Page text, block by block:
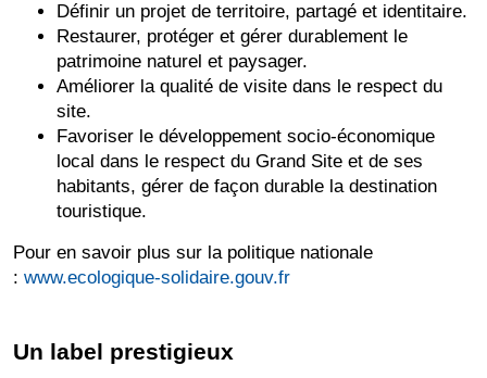
Définir un projet de territoire, partagé et identitaire.
Restaurer, protéger et gérer durablement le
patrimoine naturel et paysager.
Améliorer la qualité de visite dans le respect du
site.
Favoriser le développement socio-économique
local dans le respect du Grand Site et de ses
habitants, gérer de façon durable la destination
touristique.
Pour en savoir plus sur la politique nationale
: www.ecologique-solidaire.gouv.fr
Un label prestigieux